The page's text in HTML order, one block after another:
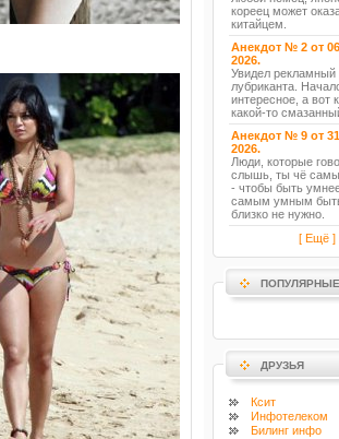
кореец может
китайцем.
Анекдот № 2 от 06
2026.
Увидел рекламный
лубриканта.
интересное, а вот
какой-то
Анекдот № 9 от
2026.
Люди, которые
слышь, ты чё
- чтобы быть умнее
самым умным
близко не нужно.
[ Ещё ]
ДРУЗЬЯ
Ксит
Инфотелеком
Билинг инфо